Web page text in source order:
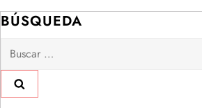
g
a
c
BÚSQUEDA
Buscar: